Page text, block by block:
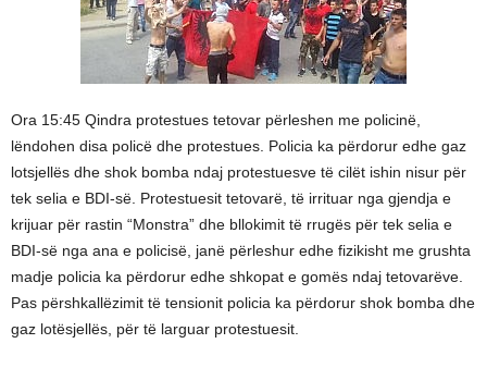
Ora 15:45 Qindra protestues tetovar përleshen me policinë,
lëndohen disa policë dhe protestues. Policia ka përdorur edhe gaz
lotsjellës dhe shok bomba ndaj protestuesve të cilët ishin nisur për
tek selia e BDI-së. Protestuesit tetovarë, të irrituar nga gjendja e
krijuar për rastin “Monstra” dhe bllokimit të rrugës për tek selia e
BDI-së nga ana e policisë, janë përleshur edhe fizikisht me grushta
madje policia ka përdorur edhe shkopat e gomës ndaj tetovarëve.
Pas përshkallëzimit të tensionit policia ka përdorur shok bomba dhe
gaz lotësjellës, për të larguar protestuesit.